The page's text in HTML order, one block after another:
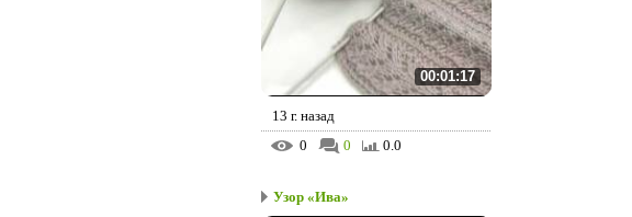
00:01:17
13 г. назад
0
0 0.0
Узор «Ива»